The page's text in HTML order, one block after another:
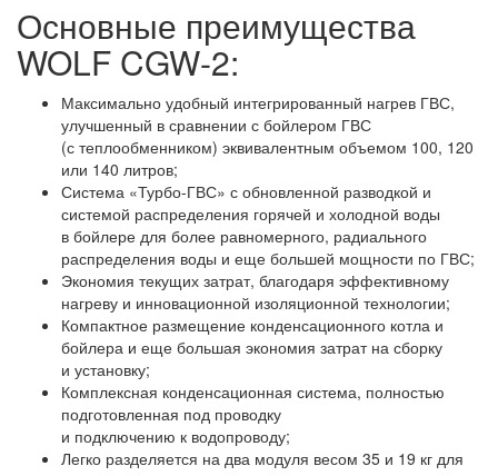
Основные преимущества
WOLF CGW-2:
Максимально удобный интегрированный нагрев ГВС,
улучшенный в сравнении с бойлером ГВС
(с теплообменником) эквивалентным объемом 100, 120
или 140 литров;
Система «Турбо-ГВС» с обновленной разводкой и
системой распределения горячей и холодной воды
в бойлере для более равномерного, радиального
распределения воды и еще большей мощности по ГВС;
Экономия текущих затрат, благодаря эффективному
нагреву и инновационной изоляционной технологии;
Компактное размещение конденсационного котла и
бойлера и еще большая экономия затрат на сборку
и установку;
Комплексная конденсационная система, полностью
подготовленная под проводку
и подключению к водопроводу;
Легко разделяется на два модуля весом 35 и 19 кг для